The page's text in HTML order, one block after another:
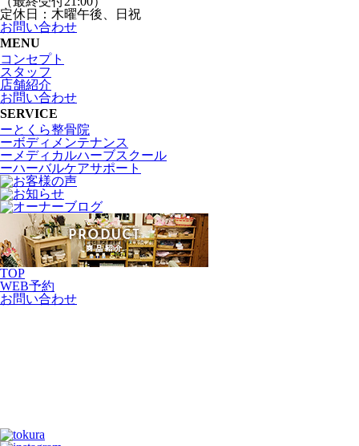
定休日：木曜午後、日祝
お問い合わせ
MENU
コンセプト
スタッフ
店舗紹介
お問い合わせ
SERVICE
ーとくら整骨院
ーボディメンテナンス
ーメディカルハーブスクール
ーハーバルケアサポート
TOP
WEB予約
お問い合わせ